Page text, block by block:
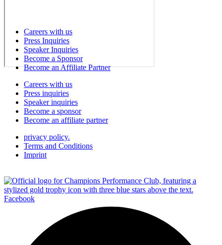
Careers with us
Press Inquiries
Speaker Inquiries
Become a Sponsor
Become an Affiliate Partner
Careers with us
Press inquiries
Speaker inquiries
Become a sponsor
Become an affiliate partner
privacy policy.
Terms and Conditions
Imprint
Facebook